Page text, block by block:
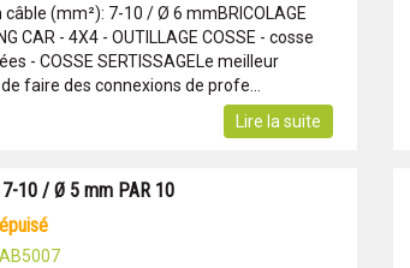
câble (mm²): 7-10 / Ø 6 mmBRICOLAGE
CAR - 4X4 - OUTILLAGE COSSE - cosse
- COSSE SERTISSAGELe meilleur
faire des connexions de profe...
Lire la suite
7-10 / Ø 5 mm PAR 10